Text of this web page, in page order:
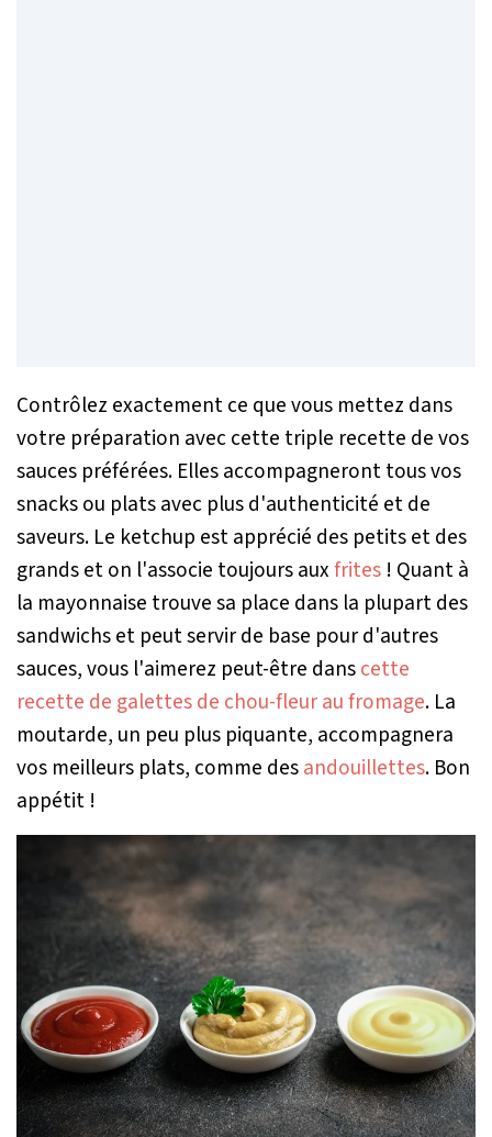
Contrôlez exactement ce que vous mettez dans
votre préparation avec cette triple recette de vos
sauces préférées. Elles accompagneront tous vos
snacks ou plats avec plus d'authenticité et de
saveurs. Le ketchup est apprécié des petits et des
grands et on l'associe toujours auxfrites ! Quant à
la mayonnaise trouve sa place dans la plupart des
sandwichs et peut servir de base pour d'autres
sauces, vous l'aimerez peut-être danscette
recette de galettes de chou-fleur au fromage. La
moutarde, un peu plus piquante, accompagnera
vos meilleurs plats, comme desandouillettes. Bon
appétit !